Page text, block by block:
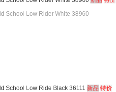
School Low Rider White 38960
School Low Ride Black 36111 新品 特价